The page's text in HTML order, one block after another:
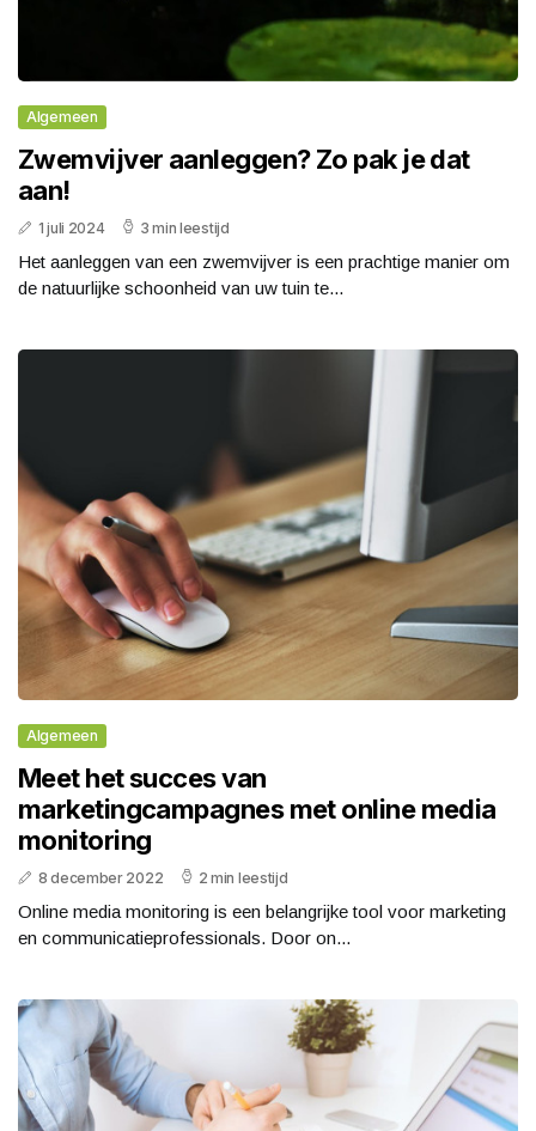
Algemeen
Zwemvijver aanleggen? Zo pak je dat
aan!
1 juli 2024 3 min leestijd
Het aanleggen van een zwemvijver is een prachtige manier om
de natuurlijke schoonheid van uw tuin te...
Algemeen
Meet het succes van
marketingcampagnes met online media
monitoring
8 december 2022 2 min leestijd
Online media monitoring is een belangrijke tool voor marketing
en communicatieprofessionals. Door on...